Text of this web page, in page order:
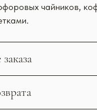
чайников,